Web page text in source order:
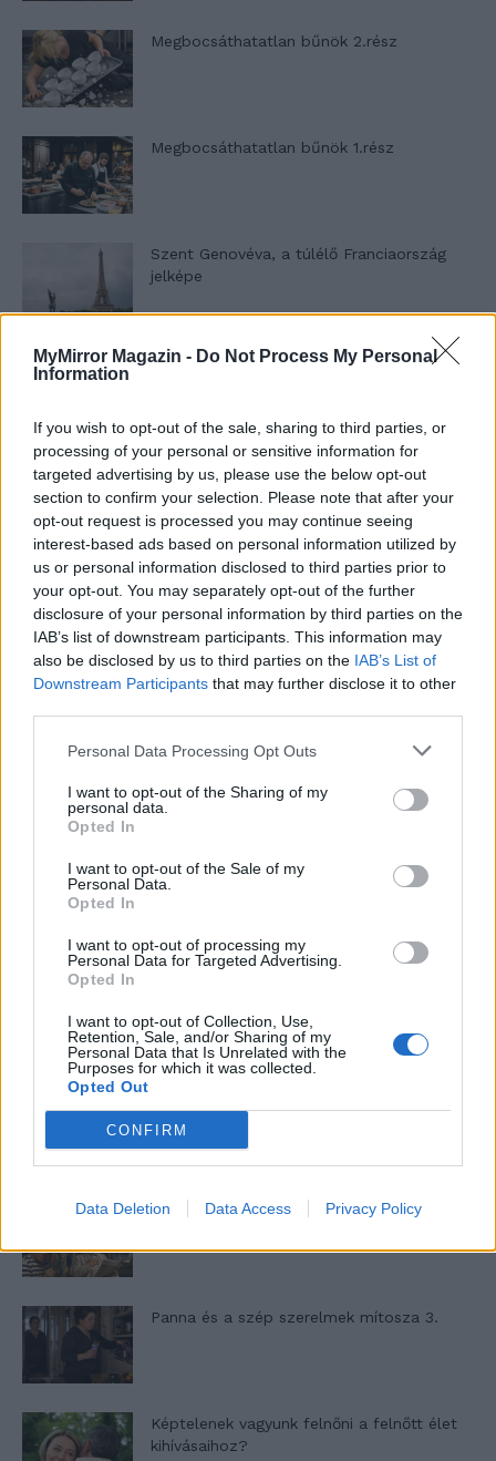
MyMirror Magazin - Do Not Process My Personal
Information
If you wish to opt-out of the sale, sharing to third parties, or
processing of your personal or sensitive information for
targeted advertising by us, please use the below opt-out
section to confirm your selection. Please note that after your
opt-out request is processed you may continue seeing
interest-based ads based on personal information utilized by
us or personal information disclosed to third parties prior to
your opt-out. You may separately opt-out of the further
disclosure of your personal information by third parties on the
IAB’s list of downstream participants. This information may
also be disclosed by us to third parties on the IAB’s List of
Downstream Participants that may further disclose it to other
Personal Data Processing Opt Outs
I want to opt-out of the Sharing of my
personal data.
Opted In
I want to opt-out of the Sale of my
Personal Data.
Opted In
I want to opt-out of processing my
Personal Data for Targeted Advertising.
Opted In
I want to opt-out of Collection, Use,
Retention, Sale, and/or Sharing of my
Personal Data that Is Unrelated with the
Purposes for which it was collected.
Opted Out
CONFIRM
Data Deletion Data Access Privacy Policy
Megbocsáthatatlan bűnök 2.rész
Megbocsáthatatlan bűnök 1.rész
Szent Genovéva, a túlélő Franciaország
jelképe
Minka 12. rész
Minka 11. rész
T. szereti a fiatal lányokat 14. rész
Pedig szóltam… – Miért nem hiszünk a
A legidegesítőbb kifejezések laza
gyűjteménye
Elyna Robbs: Adéle és az örökölt árnyak
Nyár, nevetés, anekdoták
Panna és a szép szerelmek mítosza 3.
Képtelenek vagyunk felnőni a felnőtt élet
kihívásaihoz?